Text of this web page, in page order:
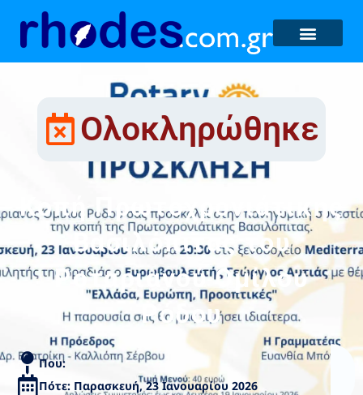
Ολοκληρώθηκε
Κοπή Πρωτοχρονιάτικης
Βασιλόπιτας του
Ροταριανού Ομίλου
Ρόδου
Που:
Πότε: Παρασκευή, 23 Ιανουαρίου 2026